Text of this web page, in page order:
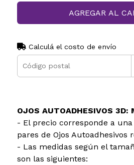
AGREGAR AL
Calculá el costo de envío
OJOS AUTOADHESIVOS 3D:
- El precio corresponde a
pares de Ojos Autoadhesivos
- Las medidas según el
son las siguientes: